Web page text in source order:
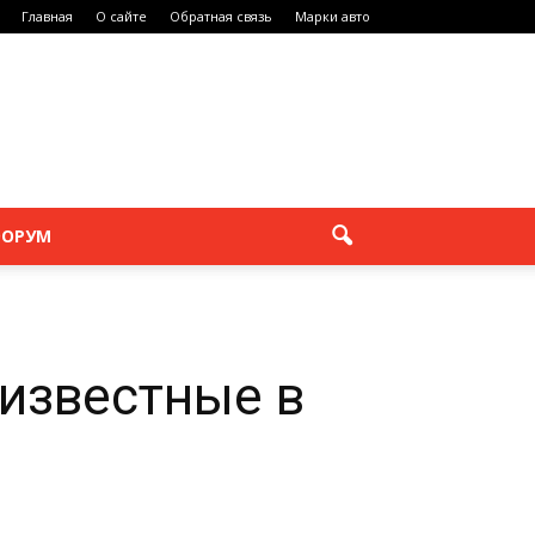
Главная О сайте Обратная связь Марки авто
в